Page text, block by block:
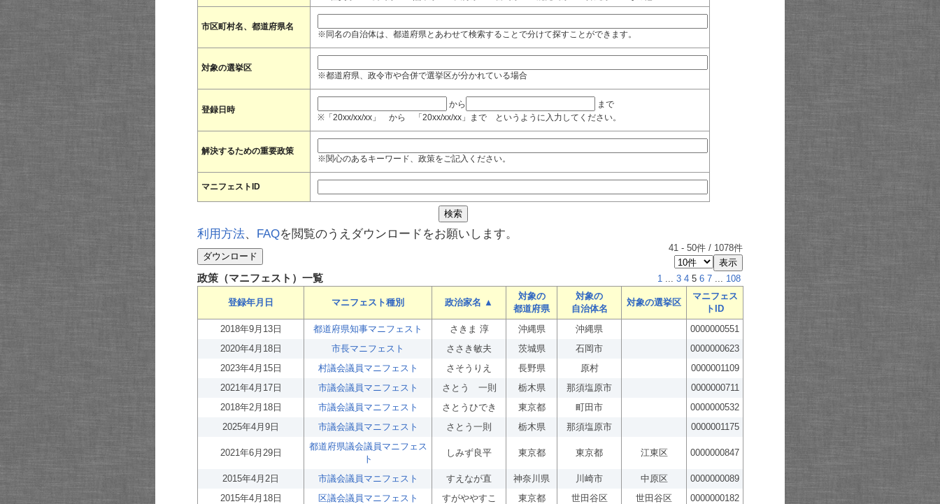
市区町村名、都道府県名
※同名の自治体は、都道府県とあわせて検索することで分けて探すことができます。
対象の選挙区
※都道府県、政令市や合併で選挙区が分かれている場合
登録日時
から
まで
※「20xx/xx/xx」 から 「20xx/xx/xx」まで というように入力してください。
解決するための重要政策
※関心のあるキーワード、政策をご記入ください。
マニフェストID
利用方法、 FAQを閲覧のうえダウンロードをお願いします。
41 - 50件 / 1078件
政策（マニフェスト）一覧 1 ... 3 4 5 6 7 ... 108
登録年月日 マニフェスト種別 政治家名 ▲
対象の
都道府県
対象の
自治体名
対象の選挙区
マニフェス
トID
2018年9月13日
都道府県知事マニフェスト さきま 淳 沖縄県 沖縄県
0000000551
2020年4月18日
市長マニフェスト ささき敏夫 茨城県 石岡市
0000000623
2023年4月15日
村議会議員マニフェスト さそうりえ 長野県 原村
0000001109
2021年4月17日
市議会議員マニフェスト さとう 一則 栃木県 那須塩原市
0000000711
2018年2月18日
市議会議員マニフェスト さとうひでき 東京都 町田市
0000000532
2025年4月9日
市議会議員マニフェスト さとう一則 栃木県 那須塩原市 0000001175
2021年6月29日
都道府県議会議員マニフェス
ト
しみず良平 東京都 東京都 江東区 0000000847
2015年4月2日 市議会議員マニフェスト すえなが直 神奈川県 川崎市 中原区
0000000089
2015年4月18日
区議会議員マニフェスト すがややすこ 東京都 世田谷区 世田谷区
0000000182